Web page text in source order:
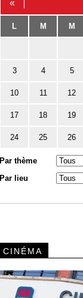
«
L M M
3 4 5
10 11 12
17 18 19
24 25 26
Par thème
Par lieu
CINÉMA